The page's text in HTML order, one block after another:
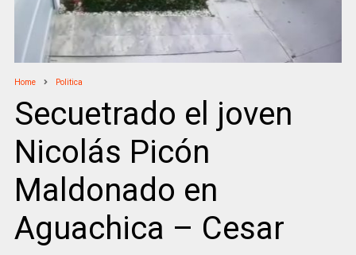
Home Politica
Secuetrado el joven
Nicolás Picón
Maldonado en
Aguachica – Cesar